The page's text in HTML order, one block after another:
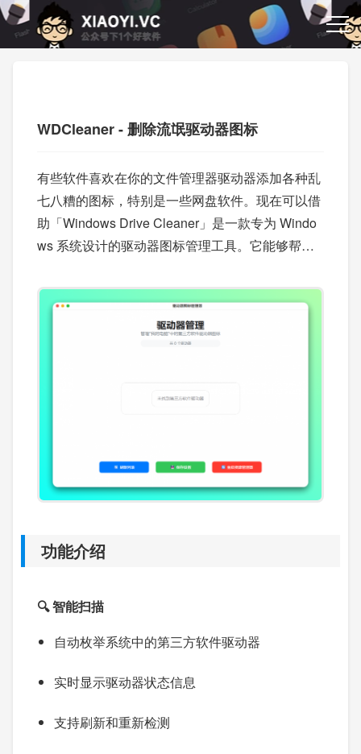
WDCleaner - 删除流氓驱动器图标
有些软件喜欢在你的文件管理器驱动器添加各种乱
七八糟的图标，特别是一些网盘软件。现在可以借
助「Windows Drive Cleaner」是一款专为 Windo
ws 系统设计的驱动器图标管理工具。它能够帮助
器图标。
功能介绍
🔍 智能扫描
自动枚举系统中的第三方软件驱动器
实时显示驱动器状态信息
支持刷新和重新检测